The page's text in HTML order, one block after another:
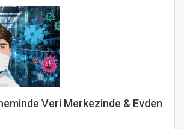
Veri Merkezinde & Evden